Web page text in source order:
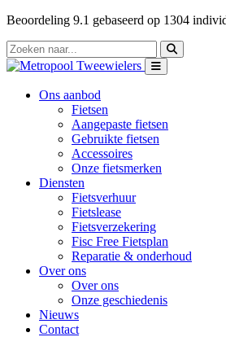
Beoordeling 9.1 gebaseerd op 1304
Ons aanbod
Fietsen
Aangepaste fietsen
Gebruikte fietsen
Accessoires
Onze fietsmerken
Diensten
Fietsverhuur
Fietslease
Fietsverzekering
Fisc Free Fietsplan
Reparatie & onderhoud
Over ons
Over ons
Onze geschiedenis
Nieuws
Contact